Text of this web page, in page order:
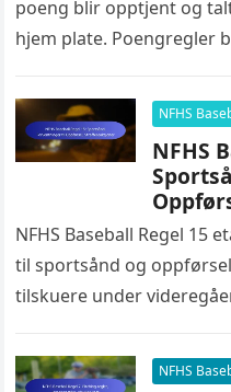
poeng blir opptjent og
hjem plate. Poengregler
NFHS
NFHS
NFHS Baseball Regel 15
til sportsånd og
tilskuere under
NFHS